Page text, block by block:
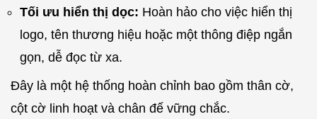
Tối ưu hiển thị dọc: Hoàn hảo cho việc hiển thị
logo, tên thương hiệu hoặc một thông điệp ngắn
gọn, dễ đọc từ xa.
Đây là một hệ thống hoàn chỉnh bao gồm thân cờ,
cột cờ linh hoạt và chân đế vững chắc.